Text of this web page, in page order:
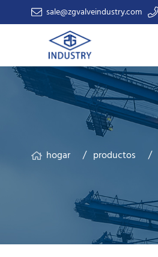
sale@zgvalveindustry.com
hogar productos